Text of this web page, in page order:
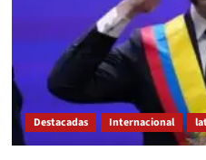
Destacadas Internacional